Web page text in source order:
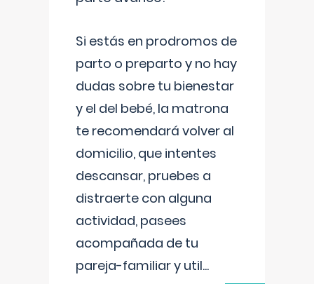
Si estás en prodromos de
parto o preparto y no hay
dudas sobre tu bienestar
y el del bebé, la matrona
te recomendará volver al
domicilio, que intentes
descansar, pruebes a
distraerte con alguna
actividad, pasees
acompañada de tu
pareja-familiar y util...